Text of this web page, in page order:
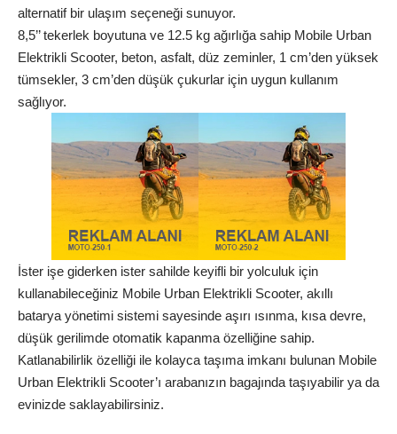
alternatif bir ulaşım seçeneği sunuyor.
8,5’’ tekerlek boyutuna ve 12.5 kg ağırlığa sahip Mobile Urban
Elektrikli Scooter, beton, asfalt, düz zeminler, 1 cm’den yüksek
tümsekler, 3 cm’den düşük çukurlar için uygun kullanım
sağlıyor.
İster işe giderken ister sahilde keyifli bir yolculuk için
kullanabileceğiniz Mobile Urban Elektrikli Scooter, akıllı
batarya yönetimi sistemi sayesinde aşırı ısınma, kısa devre,
düşük gerilimde otomatik kapanma özelliğine sahip.
Katlanabilirlik özelliği ile kolayca taşıma imkanı bulunan Mobile
Urban Elektrikli Scooter’ı arabanızın bagajında taşıyabilir ya da
evinizde saklayabilirsiniz.